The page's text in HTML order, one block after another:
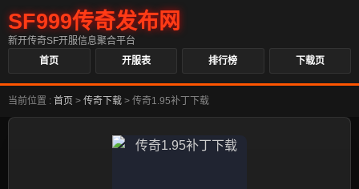
SF999传奇发布网
新开传奇SF开服信息聚合平台
首页
开服表 排行榜 下载页
当前位置 : 首页 > 传奇下载 > 传奇1.95补丁下载